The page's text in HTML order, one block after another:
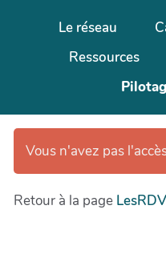
Aller au contenu principal
Le réseau
Ressources
Vous n'avez pas
Retour à la page LesRDV